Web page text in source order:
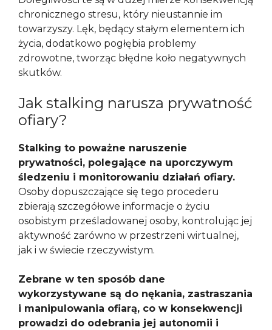
chronicznego stresu, który nieustannie im
towarzyszy. Lęk, będący stałym elementem ich
życia, dodatkowo pogłębia problemy
zdrowotne, tworząc błędne koło negatywnych
skutków.
Jak stalking narusza prywatność
ofiary?
Stalking to poważne naruszenie
prywatności, polegające na uporczywym
śledzeniu i monitorowaniu działań ofiary.
Osoby dopuszczające się tego procederu
zbierają szczegółowe informacje o życiu
osobistym prześladowanej osoby, kontrolując jej
aktywność zarówno w przestrzeni wirtualnej,
jak i w świecie rzeczywistym.
Zebrane w ten sposób dane
wykorzystywane są do nękania, zastraszania
i manipulowania ofiarą, co w konsekwencji
prowadzi do odebrania jej autonomii i